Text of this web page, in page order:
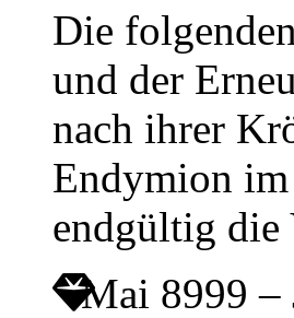
Die
und der
nach ihrer
Endymion im
endgültig die
Mai 8999 –